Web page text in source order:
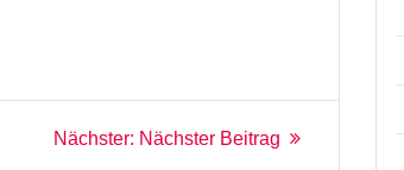
Nächster: Nächster
Nächster Beitrag